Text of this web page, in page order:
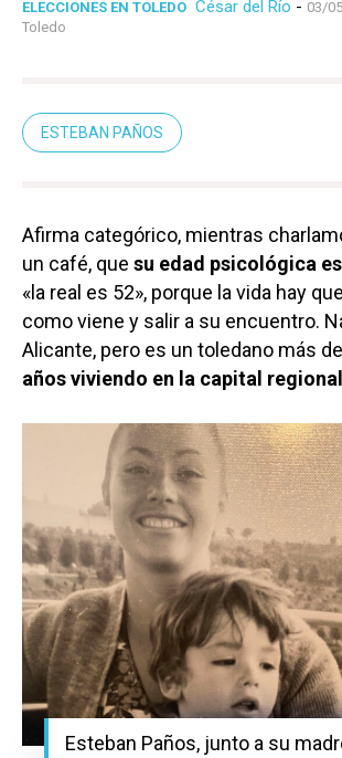
ELECCIONES EN TOLEDO César del Río - 03/
Toledo
ESTEBAN PAÑOS
Afirma categórico, mientras
un café, que su edad psicológica
«la real es 52», porque la vida hay
como viene y salir a su encuentro.
Alicante, pero es un toledano más
años viviendo en la capital
Esteban Paños, junto a su